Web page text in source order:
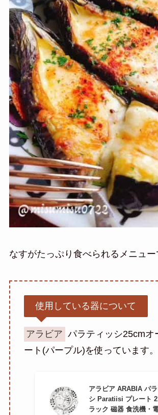
なすがたっぷり食べられるメニュー
使用している器について
アラビア パラティッシ25cmオ
ート(パープル)を使っています。
アラビア ARABIA パ
シ Paratiisi プレート
ラック 磁器 食洗機・